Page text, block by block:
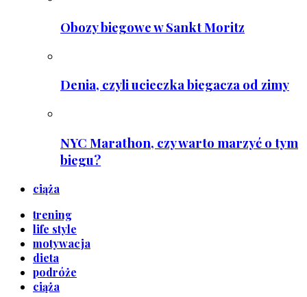
Obozy biegowe w Sankt Moritz
Denia, czyli ucieczka biegacza od zimy
NYC Marathon, czy warto marzyć o tym
biegu?
ciąża
trening
life style
motywacja
dieta
podróże
ciąża